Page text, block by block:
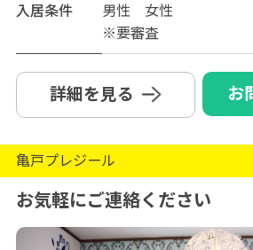
入居条件
男性 女性
※要審査
詳細を見る お
亀戸プレジール
お気軽にご連絡ください